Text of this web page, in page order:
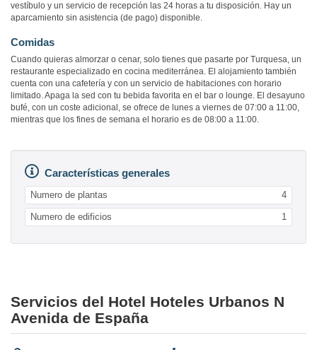
vestíbulo y un servicio de recepción las 24 horas a tu disposición. Hay un
aparcamiento sin asistencia (de pago) disponible.
Comidas
Cuando quieras almorzar o cenar, solo tienes que pasarte por Turquesa, un
restaurante especializado en cocina mediterránea. El alojamiento también
cuenta con una cafetería y con un servicio de habitaciones con horario
limitado. Apaga la sed con tu bebida favorita en el bar o lounge. El desayuno
bufé, con un coste adicional, se ofrece de lunes a viernes de 07:00 a 11:00,
mientras que los fines de semana el horario es de 08:00 a 11:00.
Características generales
Numero de plantas 4
Numero de edificios 1
Servicios del Hotel Hoteles Urbanos N
Avenida de España